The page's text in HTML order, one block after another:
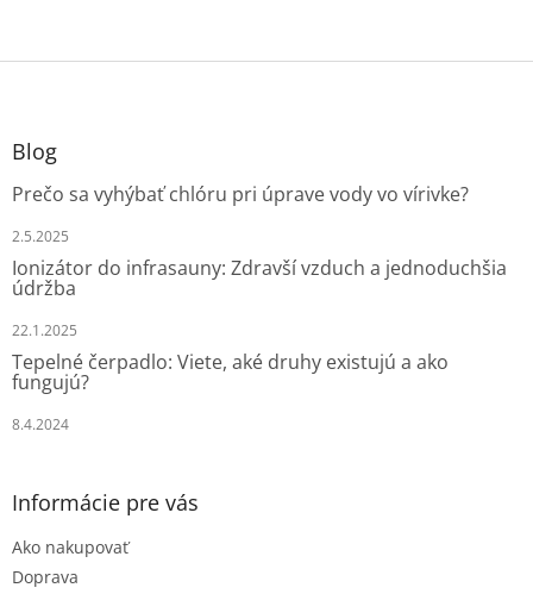
Z
Blog
Prečo sa vyhýbať chlóru pri úprave vody vo vírivke?
2.5.2025
Ionizátor do infrasauny: Zdravší vzduch a jednoduchšia
údržba
22.1.2025
Tepelné čerpadlo: Viete, aké druhy existujú a ako
fungujú?
8.4.2024
Informácie pre vás
Ako nakupovať
Doprava